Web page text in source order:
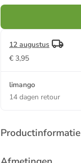
12 augustus
€ 3,95
limango
14 dagen retour
Productinformatie